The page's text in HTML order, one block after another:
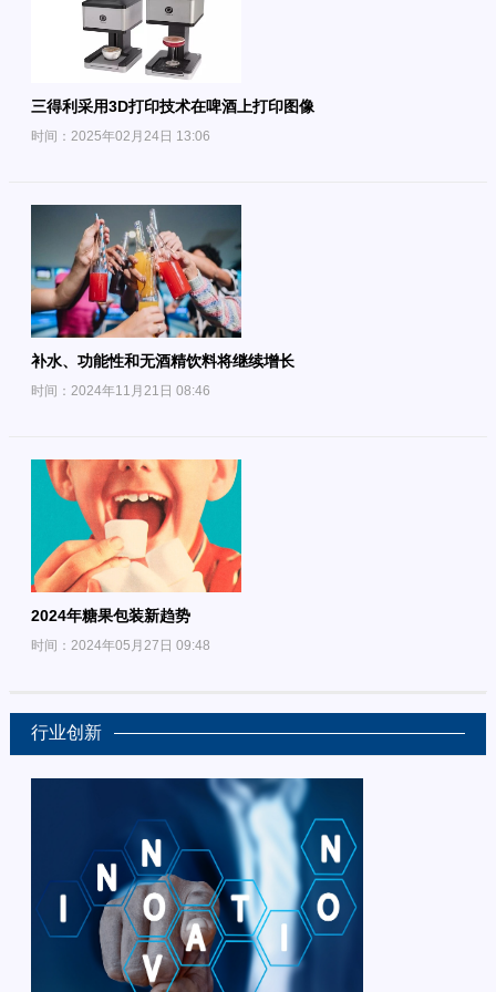
三得利采用3D打印技术在啤酒上打印图像
时间：2025年02月24日 13:06
补水、功能性和无酒精饮料将继续增长
时间：2024年11月21日 08:46
2024年糖果包装新趋势
时间：2024年05月27日 09:48
行业创新